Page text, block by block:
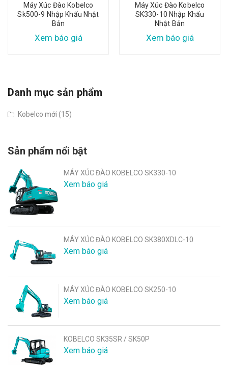
Máy Xúc Đào Kobelco
Sk500-9 Nhập Khẩu Nhật
Bản
Xem báo giá
Máy Xúc Đào Kobelco
SK330-10 Nhập Khẩu
Nhật Bản
Xem báo giá
Danh mục sản phẩm
Kobelco mới (15)
Sản phẩm nổi bật
MÁY XÚC ĐÀO KOBELCO SK330-10
Xem báo giá
MÁY XÚC ĐÀO KOBELCO SK380XDLC-10
Xem báo giá
MÁY XÚC ĐÀO KOBELCO SK250-10
Xem báo giá
KOBELCO SK35SR / SK50P
Xem báo giá